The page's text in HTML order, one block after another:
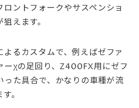
ントフォークやサスペンショ
えます。
るカスタムで、例えばゼファ
χの足回り、Z400FX用にゼフ
た具合で、かなりの車種が流
。